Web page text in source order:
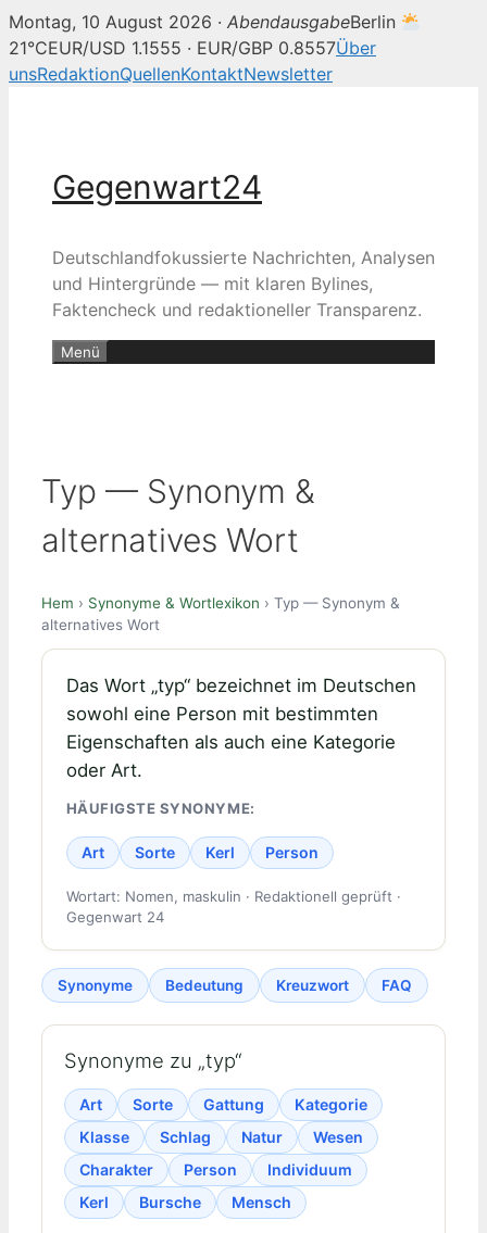
Montag, 10 August 2026 · AbendausgabeBerlin
21°CEUR/USD 1.1555 · EUR/GBP 0.8557Über
unsRedaktionQuellenKontaktNewsletter
Gegenwart24
Deutschlandfokussierte Nachrichten, Analysen
und Hintergründe — mit klaren Bylines,
Faktencheck und redaktioneller Transparenz.
Menü
Typ — Synonym &
alternatives Wort
Hem › Synonyme & Wortlexikon › Typ — Synonym &
alternatives Wort
Das Wort „typ“ bezeichnet im Deutschen
sowohl eine Person mit bestimmten
Eigenschaften als auch eine Kategorie
oder Art.
HÄUFIGSTE SYNONYME:
Art Sorte Kerl Person
Wortart: Nomen, maskulin · Redaktionell geprüft ·
Gegenwart 24
Synonyme Bedeutung Kreuzwort FAQ
Synonyme zu „typ“
Art Sorte Gattung
Kategorie
Klasse
Schlag Natur
Wesen
Charakter
Person
Individuum
Kerl
Bursche Mensch